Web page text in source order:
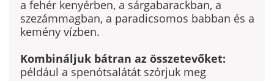
a fehér kenyérben, a sárgabarackban, a
szezámmagban, a paradicsomos babban és a
kemény vízben.
Kombináljuk bátran az összetevőket:
például a spenótsalátát szórjuk meg